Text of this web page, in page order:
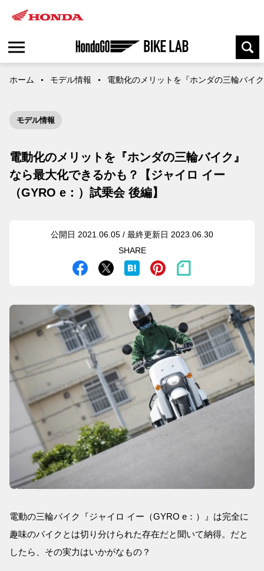
ホーム モデル情報 電動化のメリットを『ホンダの三輪バイ
モデル情報
電動化のメリットを『ホンダの三輪バイク』
なら最大化できるかも？【ジャイロ イー
（GYRO e：）試乗会 後編】
公開日 2021.06.05 / 最終更新日 2023.06.30
SHARE
電動の三輪バイク『ジャイロ イー（GYRO e：）』は完全に
趣味のバイクとは切り分けられた存在だと聞いて納得。だと
したら、その実力はいかがなもの？